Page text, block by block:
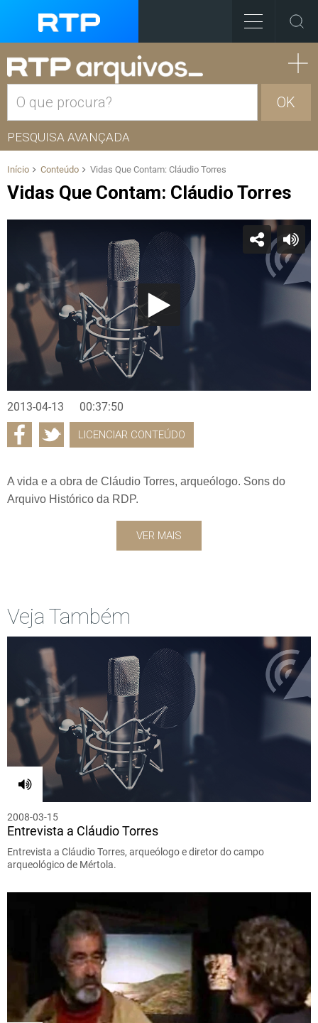
OK
PESQUISA AVANÇADA
Início Conteúdo Vidas Que Contam: Cláudio Torres
Vidas Que Contam: Cláudio Torres
2013-04-13 00:37:50
LICENCIAR CONTEÚDO
A vida e a obra de Cláudio Torres, arqueólogo. Sons do
Arquivo Histórico da RDP.
VER MAIS
Veja Também
2008-03-15
Entrevista a Cláudio Torres
Entrevista a Cláudio Torres, arqueólogo e diretor do campo
arqueológico de Mértola.